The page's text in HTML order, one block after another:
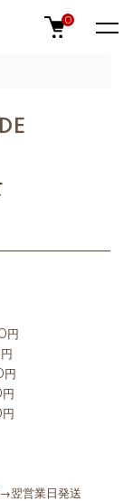
0
→翌営業日発送